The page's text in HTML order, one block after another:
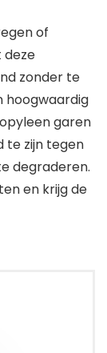
of
deze
zonder te
hoogwaardig
garen
te zijn tegen
degraderen.
en krijg de